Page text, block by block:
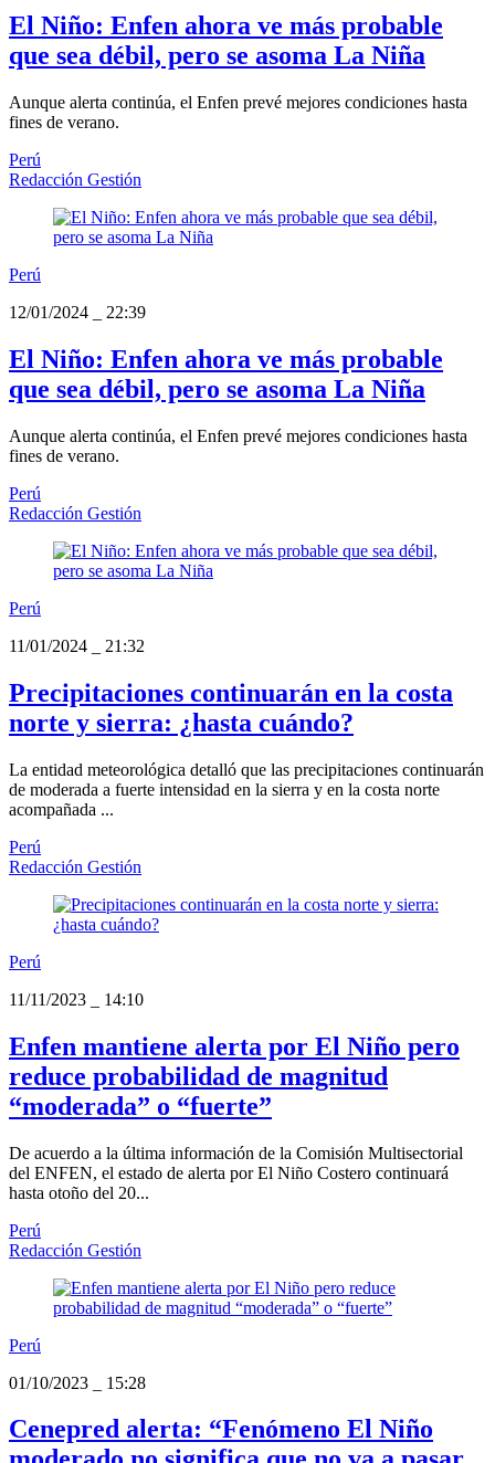
El Niño: Enfen ahora ve más probable
que sea débil, pero se asoma La Niña
Aunque alerta continúa, el Enfen prevé mejores condiciones hasta
fines de verano.
Perú
Redacción Gestión
Perú
12/01/2024
22:39
El Niño: Enfen ahora ve más probable
que sea débil, pero se asoma La Niña
Aunque alerta continúa, el Enfen prevé mejores condiciones hasta
fines de verano.
Perú
Redacción Gestión
Perú
11/01/2024
21:32
Precipitaciones continuarán en la costa
norte y sierra: ¿hasta cuándo?
La entidad meteorológica detalló que las precipitaciones continuarán
de moderada a fuerte intensidad en la sierra y en la costa norte
acompañada ...
Perú
Redacción Gestión
Perú
11/11/2023
14:10
Enfen mantiene alerta por El Niño pero
reduce probabilidad de magnitud
“moderada” o “fuerte”
De acuerdo a la última información de la Comisión Multisectorial
del ENFEN, el estado de alerta por El Niño Costero continuará
hasta otoño del 20...
Perú
Redacción Gestión
Perú
01/10/2023
15:28
Cenepred alerta: “Fenómeno El Niño